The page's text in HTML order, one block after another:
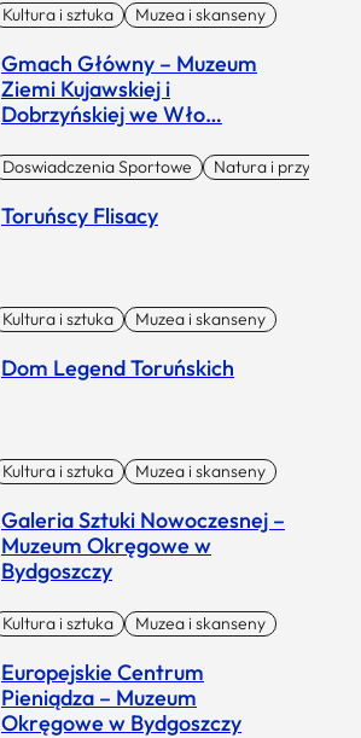
Kultura i sztuka Muzea i skanseny
Gmach Główny – Muzeum
Ziemi Kujawskiej i
Dobrzyńskiej we Wło…
Doswiadczenia Sportowe Natura i przygoda
Toruńscy Flisacy
Kultura i sztuka Muzea i skanseny
Dom Legend Toruńskich
Kultura i sztuka Muzea i skanseny
Galeria Sztuki Nowoczesnej –
Muzeum Okręgowe w
Bydgoszczy
Kultura i sztuka Muzea i skanseny
Europejskie Centrum
Pieniądza – Muzeum
Okręgowe w Bydgoszczy